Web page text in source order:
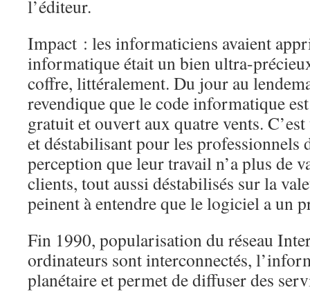
l’éditeur.
Impact : les informaticiens avaient
informatique était un bien ultra-
coffre, littéralement. Du jour au
revendique que le code informatique
gratuit et ouvert aux quatre vents.
et déstabilisant pour les professionnels
perception que leur travail n’a plus de
clients, tout aussi déstabilisés sur la
peinent à entendre que le logiciel a un
Fin 1990, popularisation du réseau
ordinateurs sont interconnectés,
planétaire et permet de diffuser des